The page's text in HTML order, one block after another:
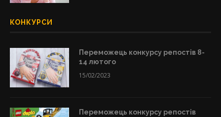
КОНКУРСИ
Переможець конкурсу репостів 8-
14 лютого
15/02/2023
Переможець конкурсу репостів